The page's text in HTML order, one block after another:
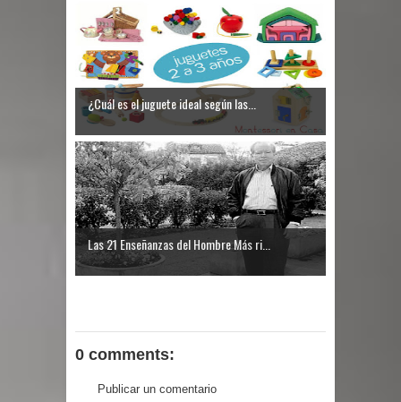
¿Cuál es el juguete ideal según las...
Las 21 Enseñanzas del Hombre Más ri...
0 comments:
Publicar un comentario